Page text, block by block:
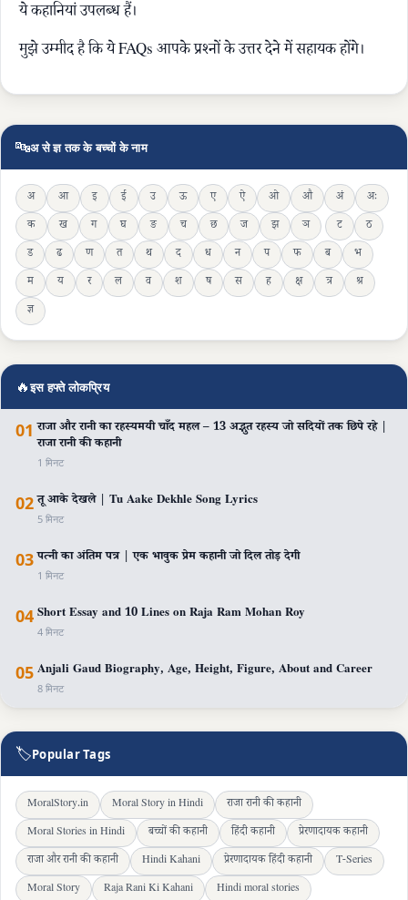
ये कहानियां उपलब्ध हैं।
मुझे उम्मीद है कि ये FAQs आपके प्रश्नों के उत्तर देने में सहायक होंगे।
🔤अ से ज्ञ तक के बच्चों के नाम
अ आ इ ई उ ऊ ए ऐ ओ औ अं
अः
क
ख ग घ ङ च छ ज झ ञ ट
ठ
ड
ढ ण त थ द ध न प फ ब
भ
म
य र ल व श ष स ह क्ष त्र
श्र
ज्ञ
🔥इस हफ्ते लोकप्रिय
01 राजा और रानी का रहस्यमयी चाँद महल – 13 अद्भुत रहस्य जो सदियों तक छिपे रहे |
राजा रानी की कहानी
1 मिनट
02 तू आके देखले | Tu Aake Dekhle Song Lyrics
5 मिनट
03 पत्नी का अंतिम पत्र | एक भावुक प्रेम कहानी जो दिल तोड़ देगी
1 मिनट
04 Short Essay and 10 Lines on Raja Ram Mohan Roy
4 मिनट
05 Anjali Gaud Biography, Age, Height, Figure, About and Career
8 मिनट
🏷️Popular Tags
MoralStory.in Moral Story in Hindi
राजा रानी की कहानी
Moral Stories in Hindi
बच्चों की कहानी हिंदी कहानी
प्रेरणादायक कहानी
राजा और रानी की कहानी
Hindi Kahani प्रेरणादायक हिंदी कहानी
T-Series
Moral Story
Raja Rani Ki Kahani
Hindi moral stories